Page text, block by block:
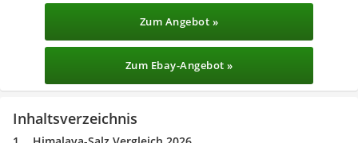
Zum Angebot »
Zum Ebay-Angebot »
Inhaltsverzeichnis